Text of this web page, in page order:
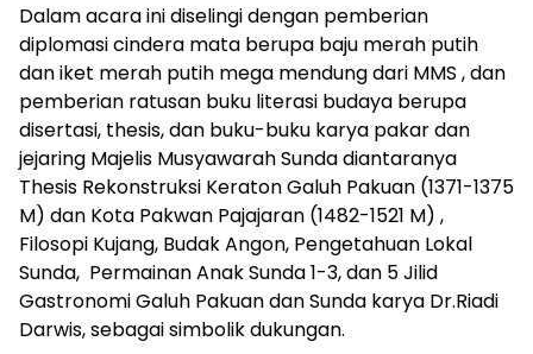
Dalam acara ini diselingi dengan pemberian
diplomasi cindera mata berupa baju merah putih
dan iket merah putih mega mendung dari MMS , dan
pemberian ratusan buku literasi budaya berupa
disertasi, thesis, dan buku-buku karya pakar dan
jejaring Majelis Musyawarah Sunda diantaranya
Thesis Rekonstruksi Keraton Galuh Pakuan (1371-1375
M) dan Kota Pakwan Pajajaran (1482-1521 M) ,
Filosopi Kujang, Budak Angon, Pengetahuan Lokal
Sunda, Permainan Anak Sunda 1-3, dan 5 Jilid
Gastronomi Galuh Pakuan dan Sunda karya Dr.Riadi
Darwis, sebagai simbolik dukungan.